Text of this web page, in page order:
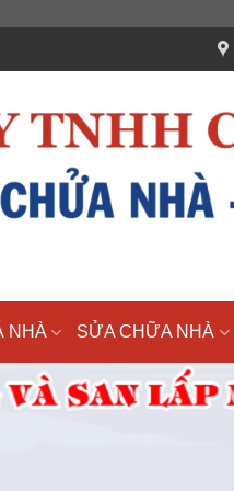
NHÀ SỬA CHỮA NHÀ